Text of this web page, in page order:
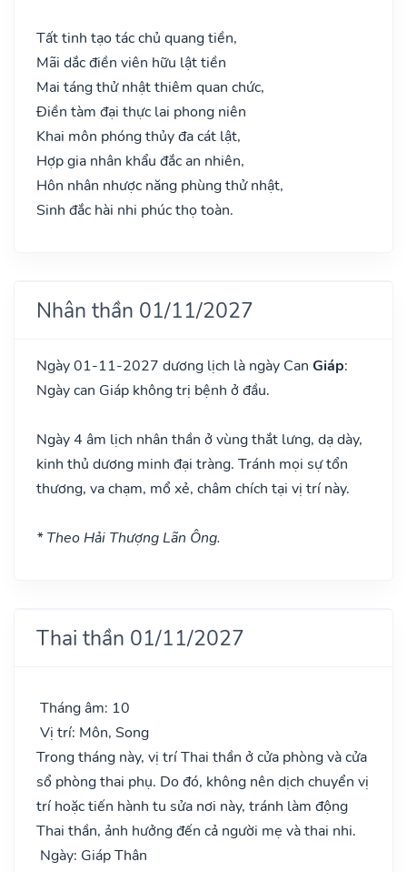
Tất tinh tạo tác chủ quang tiền,
Mãi dắc điền viên hữu lật tiền
Mai táng thử nhật thiêm quan chức,
Điền tàm đại thực lai phong niên
Khai môn phóng thủy đa cát lật,
Hợp gia nhân khẩu đắc an nhiên,
Hôn nhân nhược năng phùng thử nhật,
Sinh đắc hài nhi phúc thọ toàn.
Nhân thần 01/11/2027
Ngày 01-11-2027 dương lịch là ngày Can Giáp:
Ngày can Giáp không trị bệnh ở đầu.
Ngày 4 âm lịch nhân thần ở vùng thắt lưng, dạ dày,
kinh thủ dương minh đại tràng. Tránh mọi sự tổn
thương, va chạm, mổ xẻ, châm chích tại vị trí này.
* Theo Hải Thượng Lãn Ông.
Thai thần 01/11/2027
Tháng âm: 10
Vị trí: Môn, Song
Trong tháng này, vị trí Thai thần ở cửa phòng và cửa
sổ phòng thai phụ. Do đó, không nên dịch chuyển vị
trí hoặc tiến hành tu sửa nơi này, tránh làm động
Thai thần, ảnh hưởng đến cả người mẹ và thai nhi.
Ngày: Giáp Thân